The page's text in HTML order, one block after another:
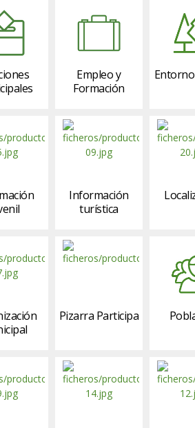
Empleo y
Formación
Información
turística
Pizarra Participa